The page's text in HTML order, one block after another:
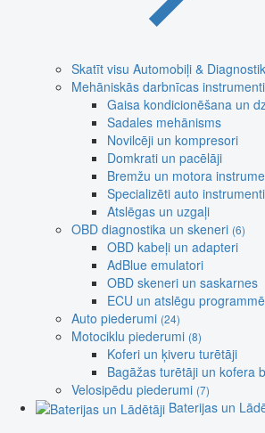
Skatīt visu Automobiļi &
Mehāniskās darbnīcas instrumenti
Gaisa kondicionēšana un
Sadales mehānisms
Novilcēji un kompresori
Domkrati un pacēlāji
Bremžu un motora
Specializēti auto instrumenti
Atslēgas un uzgaļi
OBD diagnostika un skeneri (6)
OBD kabeļi un adapteri
AdBlue emulatori
OBD skeneri un saskarnes
ECU un atslēgu
Auto piederumi (24)
Motociklu piederumi (8)
Koferi un ķiveru turētāji
Bagāžas turētāji un kofera
Velosipēdu piederumi (7)
Baterijas un